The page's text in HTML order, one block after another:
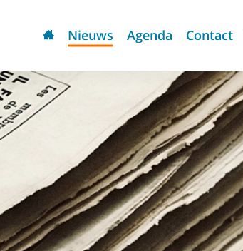
Nieuws Agenda Contact